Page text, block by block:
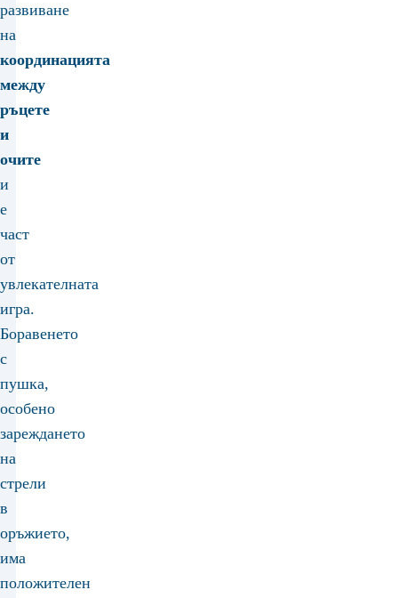
развиване
на
координацията
между
ръцете
и
очите
и
е
част
от
увлекателната
игра.
Боравенето
с
пушка,
особено
зареждането
на
стрели
в
оръжието,
има
положителен